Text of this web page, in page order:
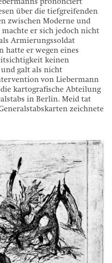
prononciert
über die tiefgreifenden
zwischen Moderne und
er sich jedoch nicht
Armierungssoldat
hatte er wegen eines
keinen
galt als nicht
von Liebermann
kartografische Abteilung
in Berlin. Meid tat
zeichnete